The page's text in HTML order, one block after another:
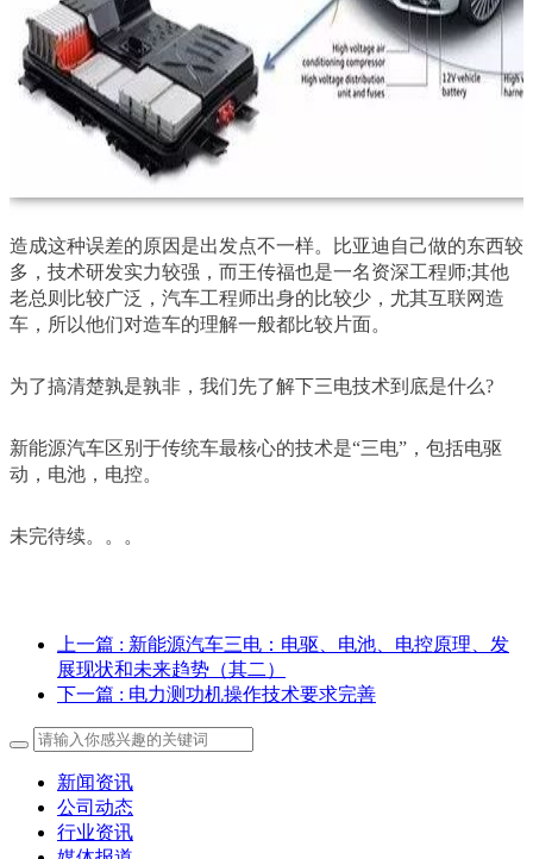
造成这种误差的原因是出发点不一样。比亚迪自己做的东西较
多，技术研发实力较强，而王传福也是一名资深工程师;其他
老总则比较广泛，汽车工程师出身的比较少，尤其互联网造
车，所以他们对造车的理解一般都比较片面。
为了搞清楚孰是孰非，我们先了解下三电技术到底是什么?
新能源汽车区别于传统车最核心的技术是“三电”，包括电驱
动，电池，电控。
未完待续。。。
上一篇 : 新能源汽车三电：电驱、电池、电控原理、发
展现状和未来趋势（其二）
下一篇 : 电力测功机操作技术要求完善
新闻资讯
公司动态
行业资讯